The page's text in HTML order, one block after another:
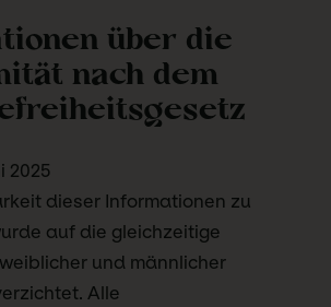
über die
nach dem
2025
dieser Informationen zu
auf die gleichzeitige
und männlicher
Alle